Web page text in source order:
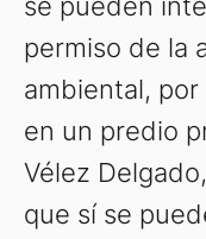
se pueden
permiso de la
ambiental,
en un predio
Vélez
que sí se